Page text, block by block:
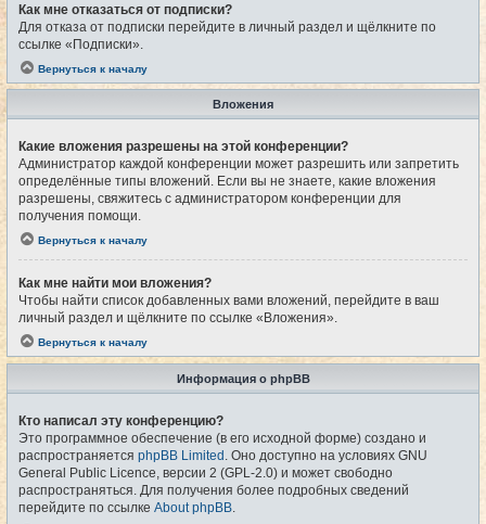
Как мне отказаться от подписки?
Для отказа от подписки перейдите в личный раздел и щёлкните по
ссылке «Подписки».
Вернуться к началу
Вложения
Какие вложения разрешены на этой конференции?
Администратор каждой конференции может разрешить или запретить
определённые типы вложений. Если вы не знаете, какие вложения
разрешены, свяжитесь с администратором конференции для
получения помощи.
Вернуться к началу
Как мне найти мои вложения?
Чтобы найти список добавленных вами вложений, перейдите в ваш
личный раздел и щёлкните по ссылке «Вложения».
Вернуться к началу
Информация о phpBB
Кто написал эту конференцию?
Это программное обеспечение (в его исходной форме) создано и
распространяется phpBB Limited . Оно доступно на условиях GNU
General Public Licence, версии 2 (GPL-2.0) и может свободно
распространяться. Для получения более подробных сведений
перейдите по ссылке About phpBB